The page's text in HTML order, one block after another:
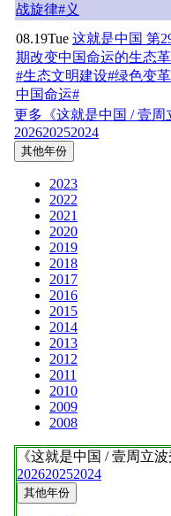
战旋律#义
08.19Tue 这就是中国 第
期改变中国命运的生态
#生态文明建设#绿色变
中国命运#
更多《这就是中国 / 壹周
202620252024
其他年份
2023
2022
2021
2020
2019
2018
2017
2016
2015
2014
2013
2012
2011
2010
2009
2008
《这就是中国 / 壹周立波
202620252024
其他年份